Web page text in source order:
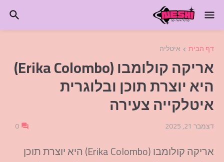
דף הבית איטליה
אריקה קולומבו (Erika Colombo)
היא יוצרת תוכן ובלוגרית
איטלקייה צעירה
דצמבר 21, 2025 0
אריקה קולומבו (Erika Colombo) היא יוצרת תוכן